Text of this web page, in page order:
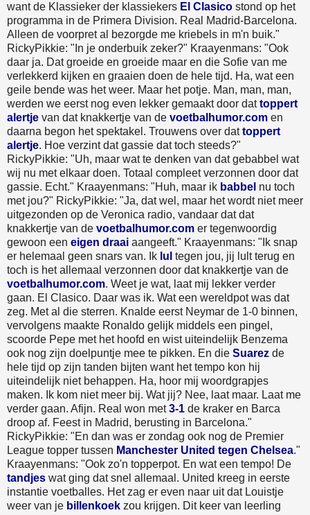
want de Klassieker der klassiekers El Clasico stond op het
programma in de Primera Division. Real Madrid-Barcelona.
Alleen de voorpret al bezorgde me kriebels in m'n buik."
RickyPikkie: "In je onderbuik zeker?" Kraayenmans: "Ook
daar ja. Dat groeide en groeide maar en die Sofie van me
verlekkerd kijken en graaien doen de hele tijd. Ha, wat een
geile bende was het weer. Maar het potje. Man, man, man,
werden we eerst nog even lekker gemaakt door dattoppert
alertje van dat knakkertje van de voetbalhumor.com en
daarna begon het spektakel. Trouwens over dattoppert
alertje. Hoe verzint dat gassie dat toch steeds?"
RickyPikkie: "Uh, maar wat te denken van dat gebabbel wat
wij nu met elkaar doen. Totaal compleet verzonnen door dat
gassie. Echt." Kraayenmans: "Huh, maar ik babbel nu toch
met jou?" RickyPikkie: "Ja, dat wel, maar het wordt niet meer
uitgezonden op de Veronica radio, vandaar dat dat
knakkertje van de voetbalhumor.com er tegenwoordig
gewoon een eigen draai aangeeft." Kraayenmans: "Ik snap
er helemaal geen snars van. Ik lul tegen jou, jij lult terug en
toch is het allemaal verzonnen door dat knakkertje van de
voetbalhumor.com. Weet je wat, laat mij lekker verder
gaan. El Clasico. Daar was ik. Wat een wereldpot was dat
zeg. Met al die sterren. Knalde eerst Neymar de 1-0 binnen,
vervolgens maakte Ronaldo gelijk middels een pingel,
scoorde Pepe met het hoofd en wist uiteindelijk Benzema
ook nog zijn doelpuntje mee te pikken. En die Suarez de
hele tijd op zijn tanden bijten want het tempo kon hij
uiteindelijk niet behappen. Ha, hoor mij woordgrapjes
maken. Ik kom niet meer bij. Wat jij? Nee, laat maar. Laat me
verder gaan. Afijn. Real won met3-1 de kraker en Barca
droop af. Feest in Madrid, berusting in Barcelona."
RickyPikkie: "En dan was er zondag ook nog de Premier
League topper tussen Manchester United tegen Chelsea."
Kraayenmans: "Ook zo'n topperpot. En wat een tempo! De
tandjes wat ging dat snel allemaal. United kreeg in eerste
instantie voetballes. Het zag er even naar uit dat Louistje
weer van je billenkoek zou krijgen. Dit keer van leerling